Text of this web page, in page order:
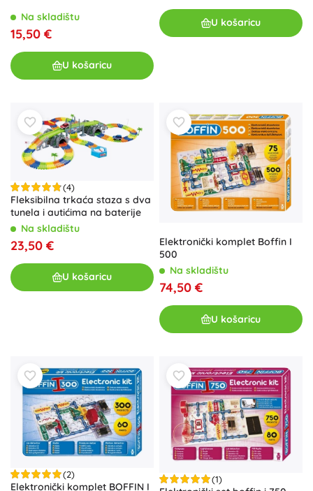
Na skladištu
15,50 €
U košaricu
U košaricu
(4)
Fleksibilna trkaća staza s dva
tunela i autićima na baterije
Na skladištu
23,50 €
U košaricu
Elektronički komplet Boffin I
500
Na skladištu
74,50 €
U košaricu
(2)
Elektronički komplet BOFFIN I
(1)